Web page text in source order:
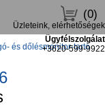
(0)
Üzleteink, elérhetőségek
Ügyfélszolgálat
+3620-599-9922
és dőlésmonitor-tartó